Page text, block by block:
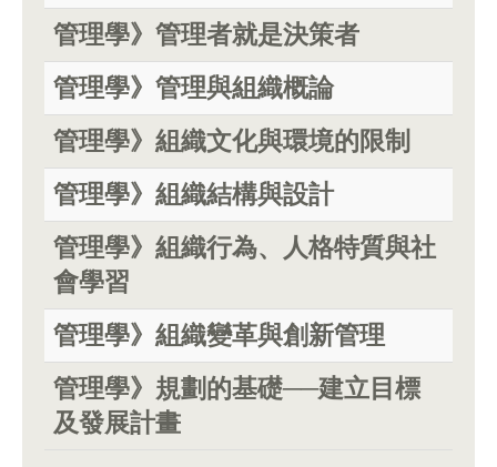
管理學》管理者就是決策者
管理學》管理與組織概論
管理學》組織文化與環境的限制
管理學》組織結構與設計
管理學》組織行為、人格特質與社
會學習
管理學》組織變革與創新管理
管理學》規劃的基礎──建立目標
及發展計畫